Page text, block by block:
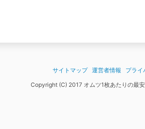
サイトマップ 運営者情報
プライ
Copyright (C) 2017 オムツ1枚あたりの最